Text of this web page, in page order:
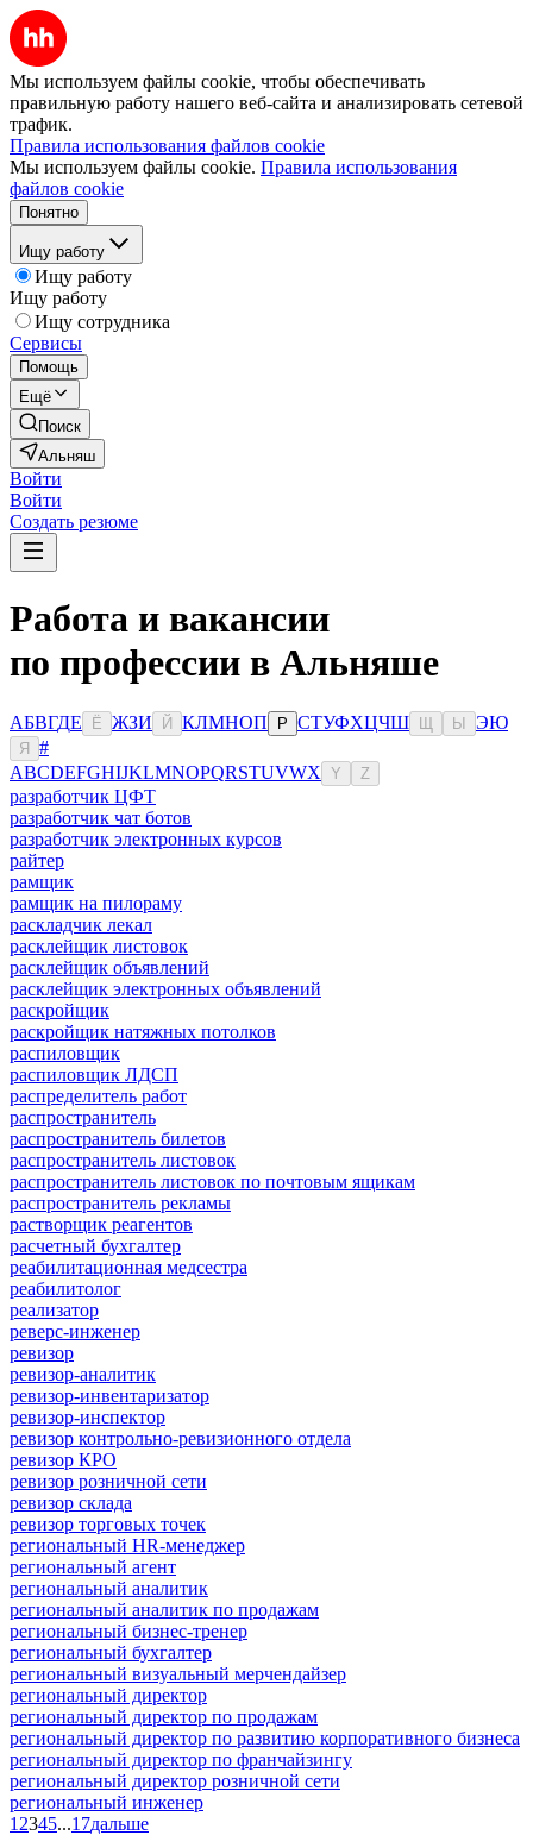
Мы используем файлы cookie, чтобы обеспечивать
правильную работу нашего веб-сайта и анализировать сетевой
трафик.
Правила использования файлов cookie
Мы используем файлы cookie. Правила использования
файлов cookie
Понятно
Ищу работу
Ищу работу
Ищу работу
Ищу сотрудника
Сервисы
Помощь
Ещё
Поиск
Альняш
Войти
Войти
Создать резюме
Работа и вакансии
по профессии в Альняше
АБВГДЕ Ё ЖЗИ Й КЛМНОП Р СТУФХЦЧШ Ы ЭЮ
Я
#
ABCDEFGHIJKLMNOPQRSTUVWX Y Z
разработчик ЦФТ
разработчик чат ботов
разработчик электронных курсов
райтер
рамщик
рамщик на пилораму
раскладчик лекал
расклейщик листовок
расклейщик объявлений
расклейщик электронных объявлений
раскройщик
раскройщик натяжных потолков
распиловщик
распиловщик ЛДСП
распределитель работ
распространитель
распространитель билетов
распространитель листовок
распространитель листовок по почтовым ящикам
распространитель рекламы
растворщик реагентов
расчетный бухгалтер
реабилитационная медсестра
реабилитолог
реализатор
реверс-инженер
ревизор
ревизор-аналитик
ревизор-инвентаризатор
ревизор-инспектор
ревизор контрольно-ревизионного отдела
ревизор КРО
ревизор розничной сети
ревизор склада
ревизор торговых точек
региональный HR-менеджер
региональный агент
региональный аналитик
региональный аналитик по продажам
региональный бизнес-тренер
региональный бухгалтер
региональный визуальный мерчендайзер
региональный директор
региональный директор по продажам
региональный директор по развитию корпоративного бизнеса
региональный директор по франчайзингу
региональный директор розничной сети
региональный инженер
1 2345...17дальше